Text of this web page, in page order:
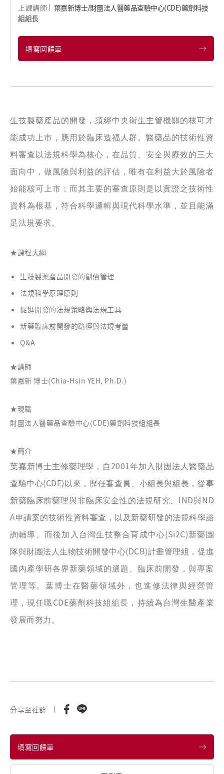
上課講師
葉嘉新博士/財團法人醫藥品查驗中心(CDE)藥劑科技
組組長
填寫回饋單
生技製藥產品的開發，須經中央衛生主管機關的核可才
能成功上市，應用於臨床造福人群。醫藥品的技術性資
料審查以法規科學為核心，在品質、安全與療效的三大
面向中，做風險與利益的評估，唯有在利益大於風險者
始能核可上市；而其主要的審查原則是以實證之技術性
資料為根基，符合科學邏輯與現代科學水準，並且能滿
足法規要求。
★課程大綱
生技製藥產品開發的創價管理
法規科學原理原則
促進開發的法規策略與法規工具
新藥臨床前開發的路徑與法規考量
Q&A
★講師
葉嘉新 博士(Chia-Hsin YEH, Ph.D.)
★現職
財團法人醫藥品查驗中心(CDE)藥劑科技組組長
★簡介
葉嘉新博士主修藥理學，自 2001年加入財團法人醫藥品
查驗中心(CDE) 以來，歷任審查員、小組長與組長，從事
新藥臨床前藥理與非臨床安全性的法規研究、 IND與ND
A申請案的技術性資料審查，以及新藥研發的法規科學諮
詢輔導。而後加入台灣生技整合育成中心(Si2C)新藥團
隊與財團法人生物技術開發中心(DCB)計畫管理組，促進
國內產學研各界新藥領域的選題、臨床前開發，與專案
管理等。葉博士在醫藥領域外，也進修法律與經營管
理，現任職CDE藥劑科技組組長，持續為台灣生醫產業
發展而努力。
分享至社群
填寫回饋單